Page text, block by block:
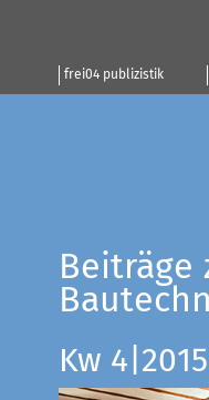
frei04 publizistik
Beiträge
Kw